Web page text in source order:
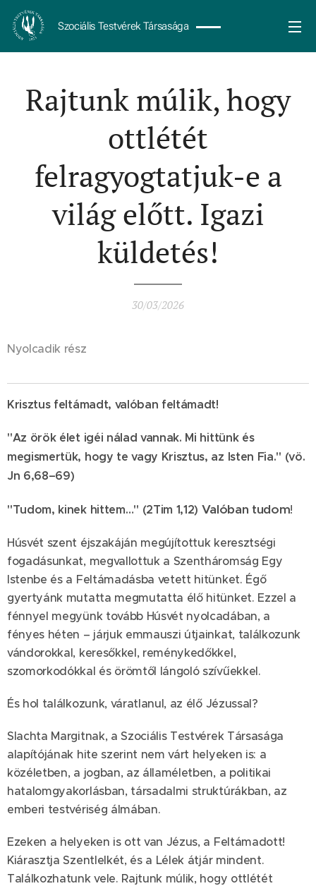
Szociális Testvérek Társasága
Rajtunk múlik, hogy
ottlétét
felragyogtatjuk-e a
világ előtt. Igazi
küldetés!
30/03/2026
Nyolcadik rész
Krisztus feltámadt, valóban feltámadt!
"Az örök élet igéi nálad vannak. Mi hittünk és
megismertük, hogy te vagy Krisztus, az Isten Fia." (vö.
Jn 6,68–69)
"Tudom, kinek hittem…" (2Tim 1,12) Valóban tudom!
Húsvét szent éjszakáján megújítottuk keresztségi
fogadásunkat, megvallottuk a Szentháromság Egy
Istenbe és a Feltámadásba vetett hitünket. Égő
gyertyánk mutatta megmutatta élő hitünket. Ezzel a
fénnyel megyünk tovább Húsvét nyolcadában, a
fényes héten – járjuk emmauszi útjainkat, találkozunk
vándorokkal, keresőkkel, reménykedőkkel,
szomorkodókkal és örömtől lángoló szívűekkel.
És hol találkozunk, váratlanul, az élő Jézussal?
Slachta Margitnak, a Szociális Testvérek Társasága
alapítójának hite szerint nem várt helyeken is: a
közéletben, a jogban, az államéletben, a politikai
hatalomgyakorlásban, társadalmi struktúrákban, az
emberi testvériség álmában.
Ezeken a helyeken is ott van Jézus, a Feltámadott!
Kiárasztja Szentlelkét, és a Lélek átjár mindent.
Találkozhatunk vele. Rajtunk múlik, hogy ottlétét